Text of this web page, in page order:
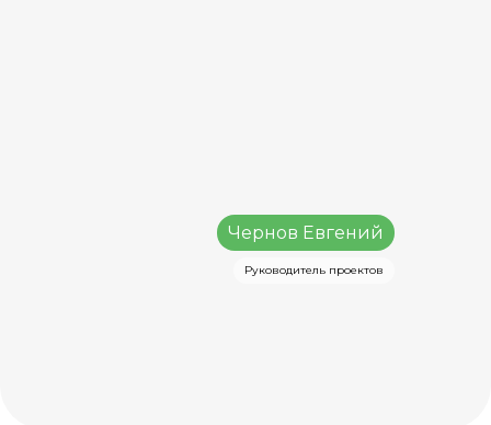
Чернов Евгений
Руководитель проектов